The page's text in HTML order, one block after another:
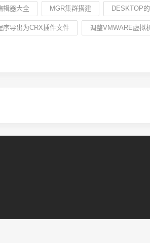
辑器大全 MGR集群搭建 DESKTOP
序导出为CRX插件文件 调整VMWARE虚拟